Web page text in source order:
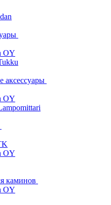
OY
аксессуары
OY
OY
каминов
OY